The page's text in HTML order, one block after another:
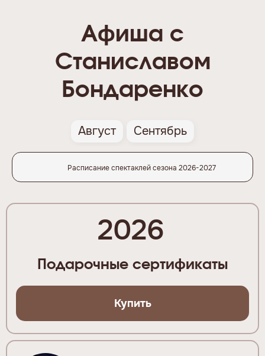
Афиша с
Станиславом
Бондаренко
Август Сентябрь
Расписание спектаклей сезона 2026-2027
2026
Подарочные сертификаты
Купить